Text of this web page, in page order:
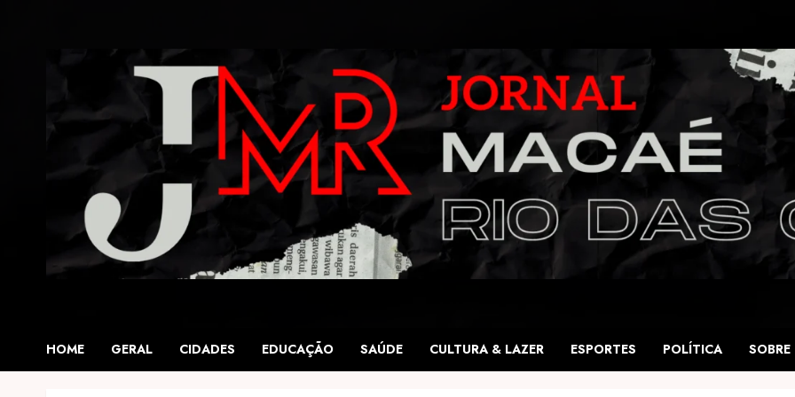
HOME GERAL CIDADES EDUCAÇÃO SAÚDE CULTURA & LAZER ESPORTES POLÍTICA